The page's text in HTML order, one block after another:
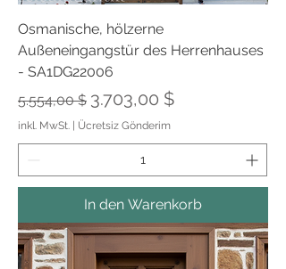
Osmanische, hölzerne
Außeneingangstür des Herrenhauses
- SA1DG22006
Standardpreis
5.554,00 $ Sale-Preis
3.703,00 $
inkl. MwSt. | Ücretsiz Gönderim
In den Warenkorb